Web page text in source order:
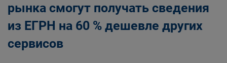
рынка смогут получать сведения
из ЕГРН на 60 % дешевле других
сервисов